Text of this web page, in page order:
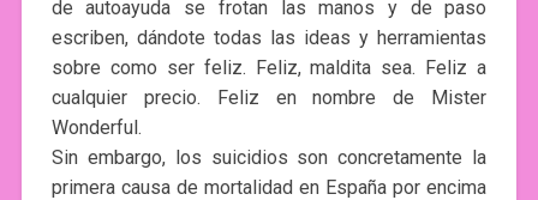
de autoayuda se frotan las manos y de paso
escriben, dándote todas las ideas y herramientas
sobre como ser feliz. Feliz, maldita sea. Feliz a
cualquier precio. Feliz en nombre de Mister
Wonderful.
Sin embargo, los suicidios son concretamente la
primera causa de mortalidad en España por encima